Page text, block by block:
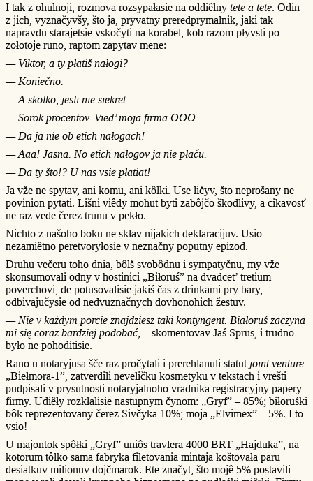
I tak z ohulnoji, rozmova rozsypałasie na oddiêlny tete a tete. Odin
z jich, vyznačyvšy, što ja, pryvatny preredprymalnik, jaki tak
napravdu starajetsie vskočyti na korabel, kob razom płyvsti po
zołotoje runo, raptom zapytav mene:
— Viktor, a ty płatiš nałogi?
— Koniečno.
— A skolko, jesli nie siekret.
— Sorok procentov. Vied’ moja firma OOO.
— Da ja nie ob etich nałogach!
— Aaa! Jasna. No etich nałogov ja nie płaču.
— Da ty što!? U nas vsie płatiat!
Ja vže ne spytav, ani komu, ani kôlki. Use ličyv, što neprošany ne
povinion pytati. Lišni viêdy mohut byti zabôjčo škodlivy, a cikavosť
ne raz vede čerez trunu v pekło.
Nichto z našoho boku ne skłav nijakich deklaracijuv. Usio
nezamiêtno peretvoryłosie v neznačny poputny epizod.
Druhu večeru toho dnia, bôlš svobôdnu i sympatyčnu, my vže
skonsumovali odny v hostinici „Biłoruś” na dvadcet’ tretium
poverchovi, de potusovalisie jakiś čas z drinkami pry bary,
odbivajučysie od nedvuznačnych dovhonohich žestuv.
— Nie v każdym porcie znajdziesz taki kontyngent. Białoruś zaczyna
mi się coraz bardziej podobać, – skomentovav Jaś Sprus, i trudno
było ne pohoditisie.
Rano u notaryjusa šče raz pročytali i prerehlanuli statut joint venture
„Biełmora-1”, zatverdili neveličku kosmetyku v tekstach i vrešti
pudpisali v prysutnosti notaryjalnoho vradnika registracyjny papery
firmy. Udiêły rozkłalisie nastupnym čynom: „Gryf” – 85%; biłoruśki
bôk reprezentovany čerez Sivčyka 10%; moja „Elvimex” – 5%. I to
vsio!
U majontok spôłki „Gryf” uniôs travlera 4000 BRT „Hajduka”, na
kotorum tôlko sama fabryka filetovania mintaja koštovała paru
desiatkuv milionuv dojčmarok. Ete značyt, što mojê 5% postavili